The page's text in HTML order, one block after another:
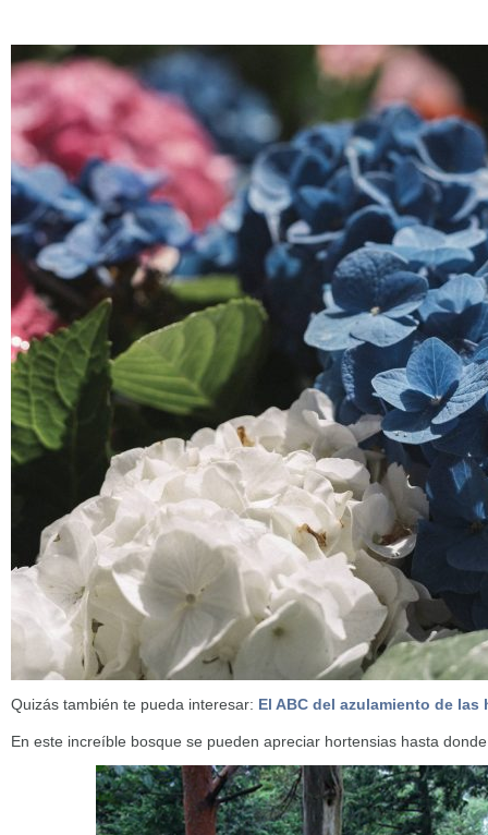
Quizás también te pueda interesar: El ABC del azulamiento de las
En este increíble bosque se pueden apreciar hortensias hasta